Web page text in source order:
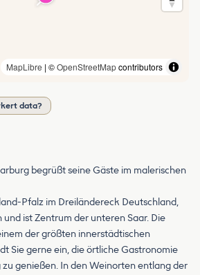
MapLibre | ©OpenStreetMapcontributors
data?
begrüßt seine Gäste im malerischen
Pfalz im Dreiländereck Deutschland,
ist Zentrum der unteren Saar. Die
der größten innerstädtischen
Sie gerne ein, die örtliche Gastronomie
zu genießen. In den Weinorten entlang der